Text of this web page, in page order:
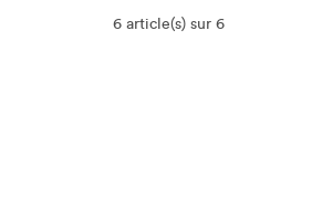
6 article(s) sur 6